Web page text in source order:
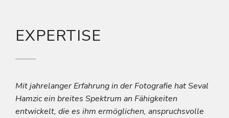
EXPERTISE
Mit jahrelanger Erfahrung in der Fotografie hat Seval
Hamzic ein breites Spektrum an Fähigkeiten
entwickelt, die es ihm ermöglichen, anspruchsvolle